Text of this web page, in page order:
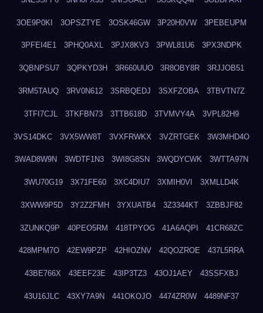
3OE9P0KI 3OPSZTYE 3OSK46GW 3P20H0VW 3PEBEUPM
3PFEI4E1 3PHQ0AXL 3PJX8KV3 3PWL81U6 3PX3NDPK
3QBNPSU7 3QPKYD3H 3R660UUO 3R8OBY8R 3RJJOB51
3RM5TAUQ 3RV0N612 3SRBQEDJ 3SXFZOBA 3TBVTN7Z
3TFI7CJL 3TKFBN73 3TTB618D 3TVMVY4A 3VPL82H9
3VS14DKC 3VX5WW8T 3VXFRWKX 3VZRTGEK 3W3MHD4O
3WAD8W9N 3WDTF1N3 3WI8G8SN 3WQDYCWK 3WTTA97N
3WU70G19 3X71FE60 3XC4DIU7 3XMIH0VI 3XMLLD4K
3XWW9P5D 3Y2Z2FMH 3YXUATB4 3Z3344KT 3ZBBJF82
3ZUNKQ9P 40PEO5RM 418TPYOG 41A6AQPI 41CR68ZC
428MPM7O 42EW9PZP 42HIOZNV 42QOZROE 437L5RRA
43BE766X 43EEF23E 43IP3TZ3 43OJ1AEY 43SSFXBJ
43U16JLC 43XY7A9N 441OKOJO 4474ZR0W 4489NF37